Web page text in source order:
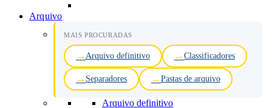
Arquivo
MAIS PROCURADAS
Arquivo definitivo Classificadores
Separadores Pastas de arquivo
Arquivo definitivo